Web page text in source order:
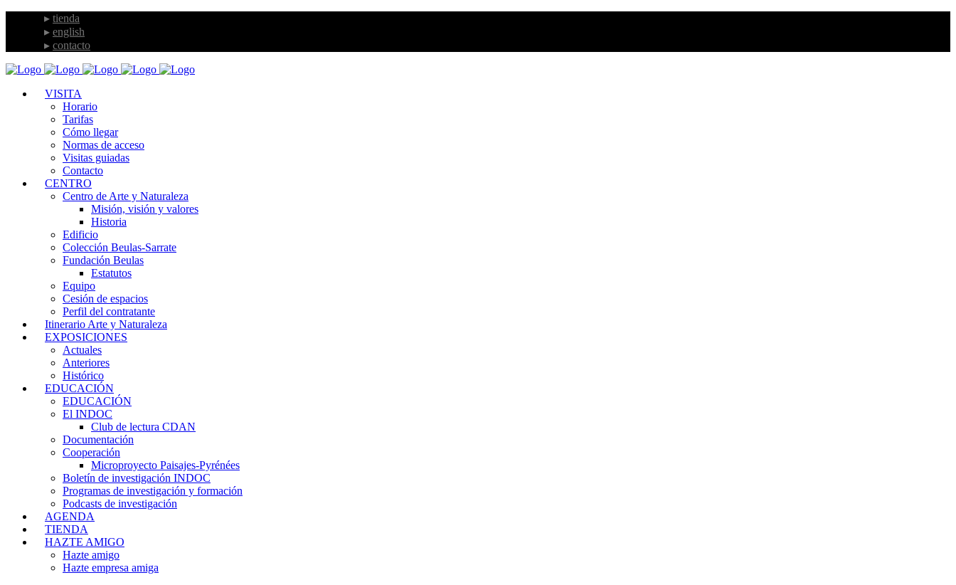
tienda
english
contacto
VISITA
Horario
Tarifas
Cómo llegar
Normas de acceso
Visitas guiadas
Contacto
CENTRO
Centro de Arte y Naturaleza
Misión, visión y valores
Historia
Edificio
Colección Beulas-Sarrate
Fundación Beulas
Estatutos
Equipo
Cesión de espacios
Perfil del contratante
Itinerario Arte y Naturaleza
EXPOSICIONES
Actuales
Anteriores
Histórico
EDUCACIÓN
EDUCACIÓN
El INDOC
Club de lectura CDAN
Documentación
Cooperación
Microproyecto Paisajes-Pyrénées
Boletín de investigación INDOC
Programas de investigación y formación
Podcasts de investigación
AGENDA
TIENDA
HAZTE AMIGO
Hazte amigo
Hazte empresa amiga